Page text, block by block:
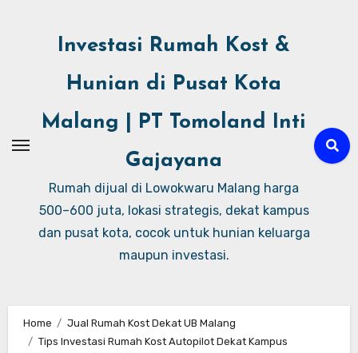
Investasi Rumah Kost &
Hunian di Pusat Kota
Malang | PT Tomoland Inti
Gajayana
Rumah dijual di Lowokwaru Malang harga
500–600 juta, lokasi strategis, dekat kampus
dan pusat kota, cocok untuk hunian keluarga
maupun investasi.
Home
Jual Rumah Kost Dekat UB Malang
Tips Investasi Rumah Kost Autopilot Dekat Kampus